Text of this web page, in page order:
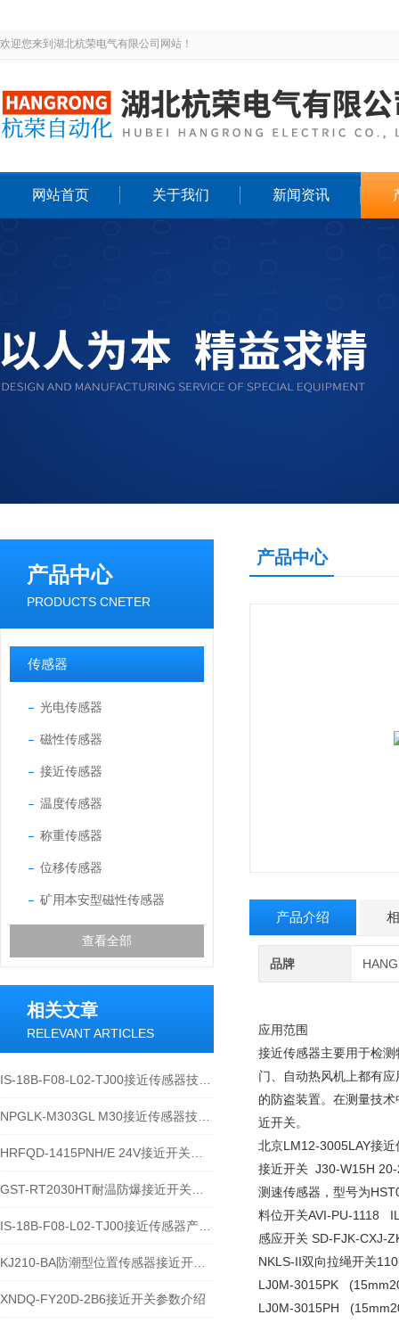
欢迎您来到湖北杭荣电气有限公司网站！
网站首页 关于我们 新闻资讯
产品中心
PRODUCTS CNETER
传感器
光电传感器
磁性传感器
接近传感器
温度传感器
称重传感器
位移传感器
矿用本安型磁性传感器
查看全部
相关文章
RELEVANT ARTICLES
XNDQ-FY20D-2B6接近开关参数介绍
产品中心
产品介绍
品牌
应用范围
接近传感器主要用于检
门、自动热风机上都有
的防盗装置。在测量技
近开关。
北京LM12-3005LAY接近
接近开关 J30-W15H 20-
测速传感器，型号为
料位开关AVI-PU-1118
感应开关 SD-FJK-CXJ-
NKLS-II双向拉绳开关
LJ0M-3015PK
LJ0M-3015PH